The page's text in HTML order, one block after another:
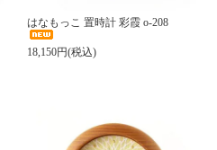
はなもっこ 置時計 彩霞 o-208
18,150円(税込)